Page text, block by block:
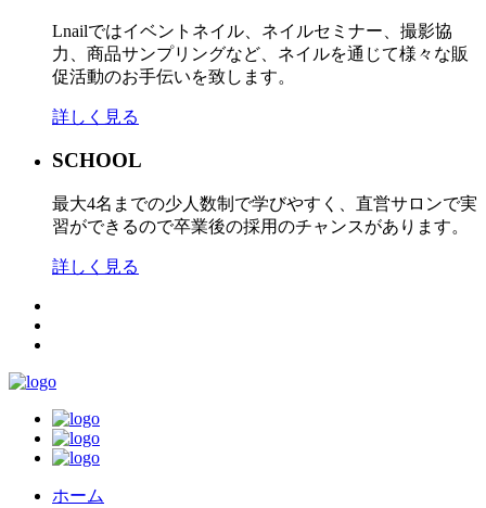
Lnailではイベントネイル、ネイルセミナー、撮影協
力、商品サンプリングなど、ネイルを通じて様々な販
促活動のお手伝いを致します。
詳しく見る
SCHOOL
最大4名までの少人数制で学びやすく、直営サロンで実
習ができるので卒業後の採用のチャンスがあります。
詳しく見る
ホーム